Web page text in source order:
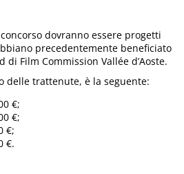
dovranno essere progetti
precedentemente beneficiato
Film Commission Vallée d’Aoste.
delle trattenute, è la seguente:
€;
€;
€;
€.